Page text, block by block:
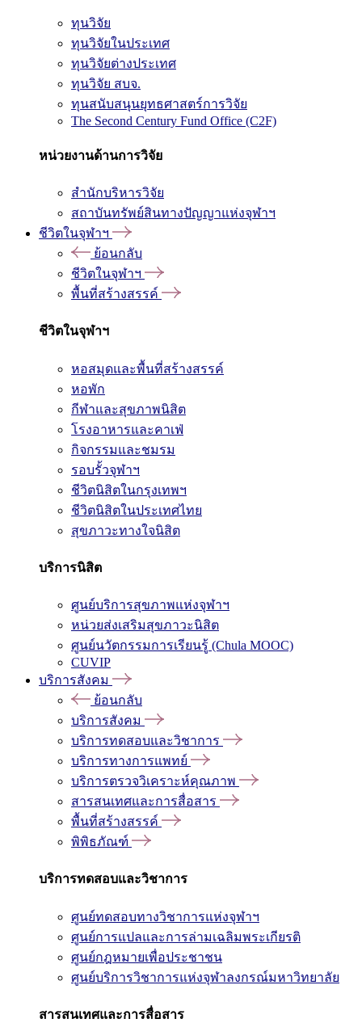
ทุนวิจัย
ทุนวิจัยในประเทศ
ทุนวิจัยต่างประเทศ
ทุนวิจัย สบจ.
ทุนสนับสนุนยุทธศาสตร์การวิจัย
The Second Century Fund Office (C2F)
หน่วยงานด้านการวิจัย
สำนักบริหารวิจัย
สถาบันทรัพย์สินทางปัญญาแห่งจุฬาฯ
ชีวิตในจุฬาฯ
ย้อนกลับ
ชีวิตในจุฬาฯ
พื้นที่สร้างสรรค์
ชีวิตในจุฬาฯ
หอสมุดและพื้นที่สร้างสรรค์
หอพัก
กีฬาและสุขภาพนิสิต
โรงอาหารและคาเฟ่
กิจกรรมและชมรม
รอบรั้วจุฬาฯ
ชีวิตนิสิตในกรุงเทพฯ
ชีวิตนิสิตในประเทศไทย
สุขภาวะทางใจนิสิต
บริการนิสิต
ศูนย์บริการสุขภาพแห่งจุฬาฯ
หน่วยส่งเสริมสุขภาวะนิสิต
ศูนย์นวัตกรรมการเรียนรู้ (Chula MOOC)
CUVIP
บริการสังคม
ย้อนกลับ
บริการสังคม
บริการทดสอบและวิชาการ
บริการทางการแพทย์
บริการตรวจวิเคราะห์คุณภาพ
สารสนเทศและการสื่อสาร
พื้นที่สร้างสรรค์
พิพิธภัณฑ์
บริการทดสอบและวิชาการ
ศูนย์ทดสอบทางวิชาการแห่งจุฬาฯ
ศูนย์การแปลและการล่ามเฉลิมพระเกียรติ
ศูนย์กฎหมายเพื่อประชาชน
ศูนย์บริการวิชาการแห่งจุฬาลงกรณ์มหาวิทยาลัย
สารสนเทศและการสื่อสาร